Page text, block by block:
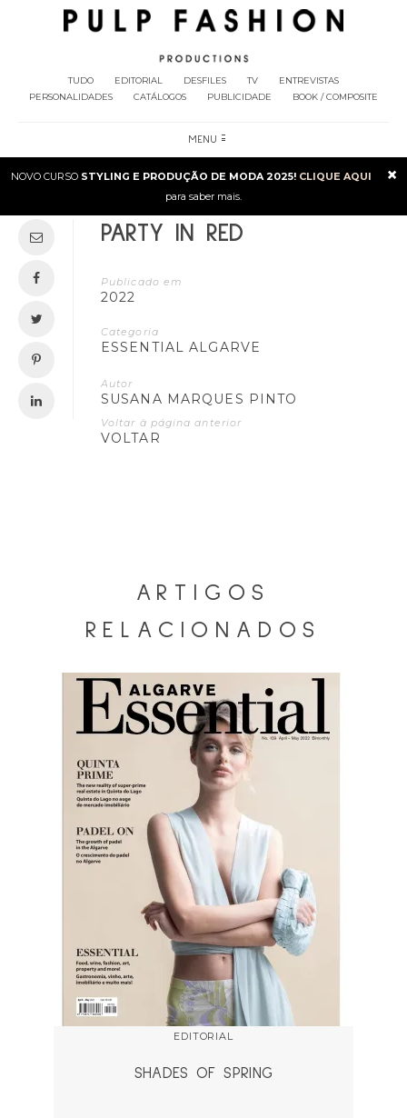
TUDO EDITORIAL DESFILES TV
ENTREVISTAS
PERSONALIDADES
CATÁLOGOS PUBLICIDADE BOOK / COMPOSITE
MENU
×
NOVO CURSO STYLING E PRODUÇÃO DE MODA 2025! CLIQUE AQUI
para saber mais.
PARTY IN RED
Publicado em
2022
Categoria
ESSENTIAL ALGARVE
Autor
SUSANA MARQUES PINTO
Voltar à página anterior
VOLTAR
ARTIGOS
RELACIONADOS
EDITORIAL
SHADES OF SPRING